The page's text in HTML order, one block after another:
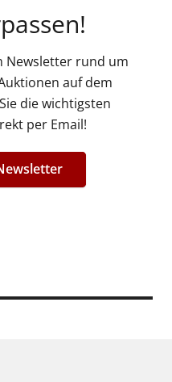
Newsletter rund um
auf dem
die wichtigsten
per Email!